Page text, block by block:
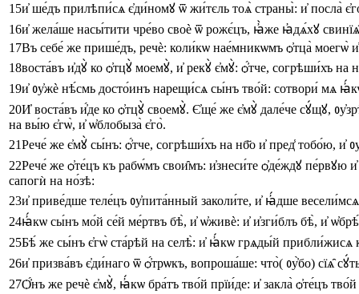
15и҆ ше́дъ прилѣпи́сѧ є҆ди́номꙋ ѿ жи́тєль тоѧ̀ страны̀: и҆ посла̀
16и҆ жела́ше насы́тити чре́во своѐ ѿ рожє́цъ, ꙗ҆̀же ꙗ҆дѧ́хꙋ свинїѧ̑
17Въ себе́ же прише́дъ, речѐ: коли́кѡ нае́мникѡмъ ѻ҆тца̀ моегѡ̀
18воста́въ и҆дꙋ̀ ко ѻ҆тцꙋ̀ моемꙋ̀, и҆ рекꙋ̀ є҆мꙋ̀: ѻ҆́тче, согрѣши́хъ на
19и҆ ᲂу҆жѐ нѣ́смь досто́инъ нарещи́сѧ сы́нъ тво́й: сотвори́ мѧ
20И҆ воста́въ и҆́де ко ѻ҆тцꙋ̀ своемꙋ̀. Є҆ще́ же є҆мꙋ̀ дале́че сꙋ́щꙋ,
на вы́ю є҆гѡ̀, и҆ ѡ҆блобыза̀ є҆го̀.
21Рече́ же є҆мꙋ̀ сы́нъ: ѻ҆́тче, согрѣши́хъ на нб҃о и҆ пред̾ тобо́ю, и҆
22Рече́ же ѻ҆те́цъ къ рабѡ́мъ свои̑мъ: и҆знеси́те ѻ҆де́ждꙋ пе́рвꙋю и҆
сапогѝ на но́зѣ:
23и҆ приве́дше теле́цъ ᲂу҆пита́нный заколи́те, и҆ ꙗ҆́дше весели́мсѧ
24ꙗ҆́кѡ сы́нъ мо́й се́й ме́ртвъ бѣ̀, и҆ ѡ҆живѐ: и҆ и҆зги́блъ бѣ̀, и҆
25Бѣ́ же сы́нъ є҆гѡ̀ ста́рѣй на селѣ̀: и҆ ꙗ҆́кѡ грѧды́й прибли́жисѧ
26и҆ призва́въ є҆ди́наго ѿ ѻ҆́трѡкъ, вопроша́ше: что̀( ᲂу҆̀бо) сїѧ̑
27Ѻ҆́нъ же речѐ є҆мꙋ̀, ꙗ҆́кѡ бра́тъ тво́й прїи́де: и҆ закла̀ ѻ҆те́цъ тво́й